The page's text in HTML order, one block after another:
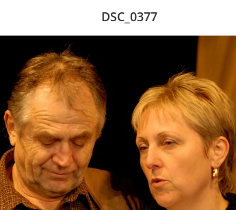
DSC_0377